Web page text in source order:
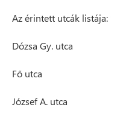
Az érintett utcák listája:
Dózsa Gy. utca
Fő utca
József A. utca